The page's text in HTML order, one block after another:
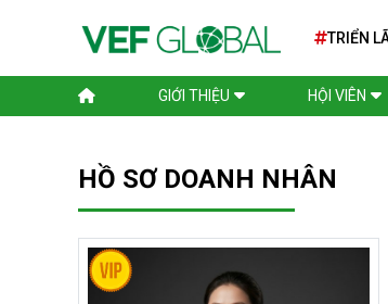
TRIỂN
GIỚI THIỆU HỘI VIÊN
HỒ SƠ DOANH NHÂN